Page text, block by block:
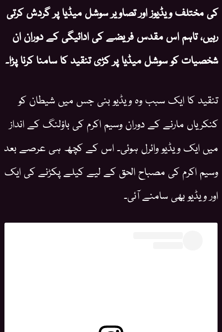
کی مختلف ویڈیوز اور تصاویر سوشل میڈیا پر گردش کرتی
رہیں، تاہم اس مقدس فریضے کی ادائیگی کے دوران ان
شخصیات کو سوشل میڈیا پر کڑی تنقید کا سامنا کرنا پڑا۔
تنقید کا ایک سبب وہ ویڈیو بنی جس میں شیطان کو
کنکریاں مارنے کے دوران وسیم اکرم کی باؤلنگ کے انداز
میں ایک ویڈیو وائرل ہوئی۔ اس کے کچھ ہی عرصے بعد
وسیم اکرم کی مصباح الحق کے لیے کیلے پکڑنے کی ایک
اور ویڈیو بھی سامنے آئی۔